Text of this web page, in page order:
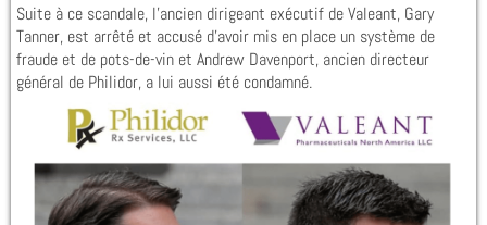
Suite à ce scandale, l’ancien dirigeant exécutif de Valeant, Gary
Tanner, est arrêté et accusé d’avoir mis en place un système de
fraude et de pots-de-vin et Andrew Davenport, ancien directeur
général de Philidor, a lui aussi été condamné.